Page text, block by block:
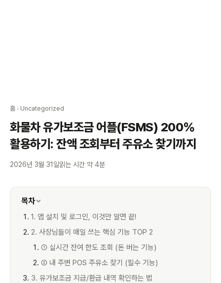
홈 › Uncategorized
화물차 유가보조금 어플(FSMS) 200%
활용하기: 잔액 조회부터 주유소 찾기까지
2026년 3월 31일읽는 시간 약 4분
목차
1. 앱 설치 및 로그인, 이것만 알면 끝!
2. 사장님들이 매일 쓰는 핵심 기능 TOP 2
① 실시간 잔여 한도 조회 (돈 버는 기능)
② 내 주변 POS 주유소 찾기 (필수 기능)
3. 유가보조금 지급/환급 내역 확인하는 법